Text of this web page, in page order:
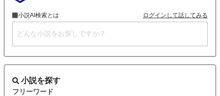
小説AI検索とは ログインして話してみる
小説を探す
フリーワード